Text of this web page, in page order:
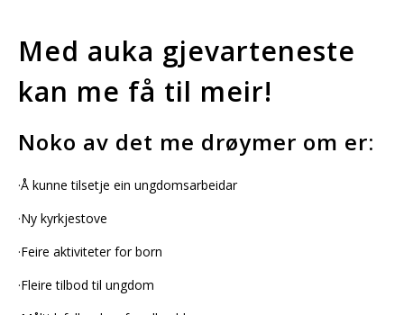
Med auka gjevarteneste
kan me få til meir!
Noko av det me drøymer om er:
·Å kunne tilsetje ein ungdomsarbeidar
·Ny kyrkjestove
·Feire aktiviteter for born
·Fleire tilbod til ungdom